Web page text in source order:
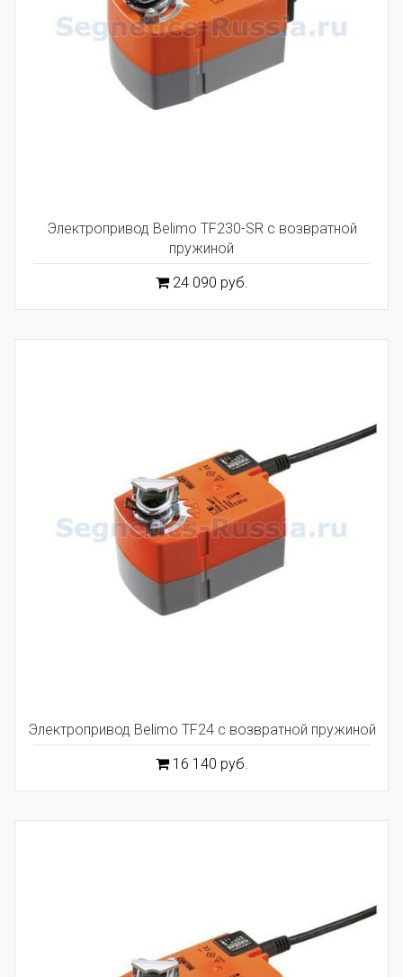
Электропривод Belimo TF230-SR с возвратной
пружиной
24 090 руб.
Электропривод Belimo TF24 с возвратной пружиной
16 140 руб.